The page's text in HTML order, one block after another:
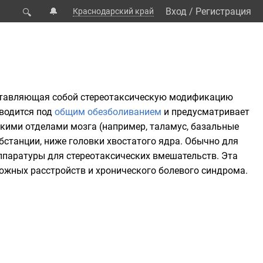
🔍 🔔 Краснодарский край Вход / Регистрация
собой стереотаксическую модификацию
под общим обезболиванием и предусматривает
отделами мозга (например, таламус, базальные
ниже головки хвостатого ядра. Обычно для
для стереотаксических вмешательств. Эта
расстройств и хронического болевого синдрома.